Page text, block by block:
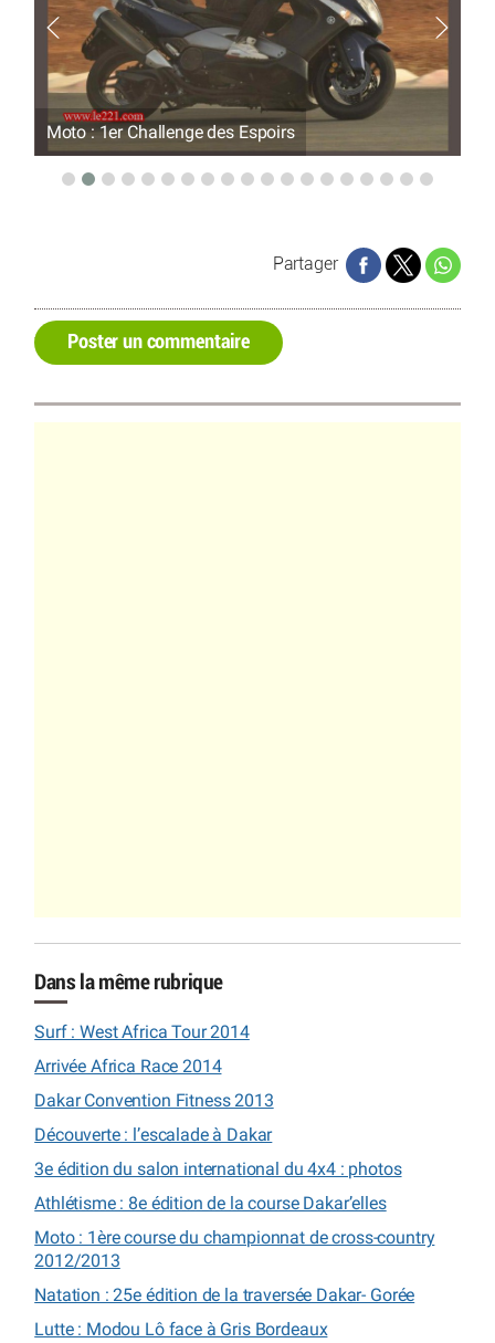
Moto : 1er Challenge des Espoirs
Partager
Poster un commentaire
Dans la même rubrique
Surf : West Africa Tour 2014
Arrivée Africa Race 2014
Dakar Convention Fitness 2013
Découverte : l’escalade à Dakar
3e édition du salon international du 4x4 : photos
Athlétisme : 8e édition de la course Dakar’elles
Moto : 1ère course du championnat de cross-country
2012/2013
Natation : 25e édition de la traversée Dakar- Gorée
Lutte : Modou Lô face à Gris Bordeaux